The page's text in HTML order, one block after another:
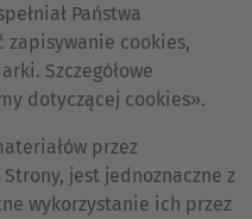
Państwa
zapisywanie cookies,
Szczegółowe
dotyczącej cookies».
przez
jest jednoznaczne z
wykorzystanie ich przez